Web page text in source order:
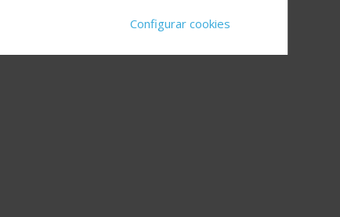
Configurar cookies